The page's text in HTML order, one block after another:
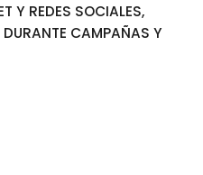
Y REDES SOCIALES,
DURANTE CAMPAÑAS Y